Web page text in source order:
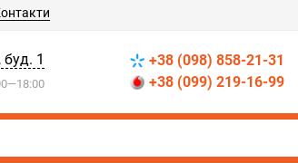
1
+38 (098) 858-21-31
+38 (099) 219-16-99